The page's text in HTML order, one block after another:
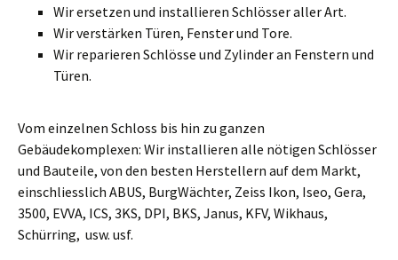
Wir ersetzen und installieren Schlösser aller Art.
Wir verstärken Türen, Fenster und Tore.
Wir reparieren Schlösse und Zylinder an Fenstern und
Türen.
Vom einzelnen Schloss bis hin zu ganzen
Gebäudekomplexen: Wir installieren alle nötigen Schlösser
und Bauteile, von den besten Herstellern auf dem Markt,
einschliesslich ABUS, BurgWächter, Zeiss Ikon, Iseo, Gera,
3500, EVVA, ICS, 3KS, DPI, BKS, Janus, KFV, Wikhaus,
Schürring, usw. usf.